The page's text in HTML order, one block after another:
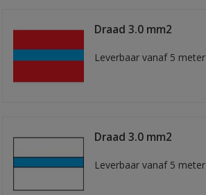
Draad 3.0 mm2
Leverbaar vanaf 5 meter
Draad 3.0 mm2
Leverbaar vanaf 5 meter